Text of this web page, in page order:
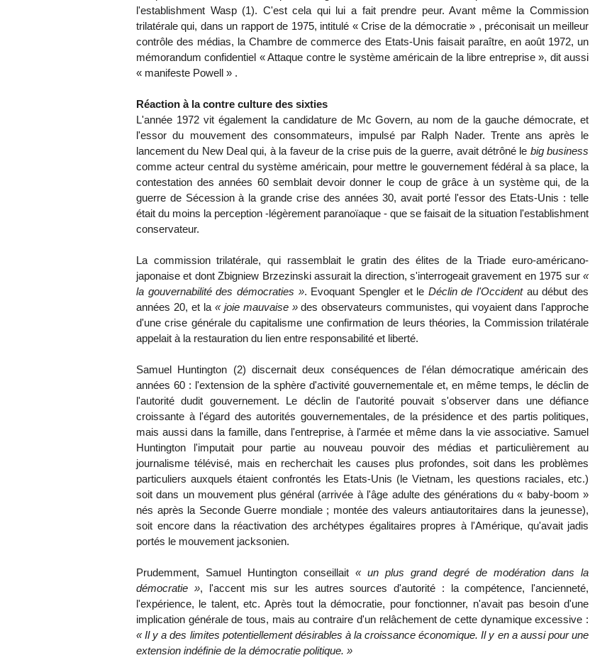
l'establishment Wasp (1). C'est cela qui lui a fait prendre peur. Avant même la Commission
trilatérale qui, dans un rapport de 1975, intitulé « Crise de la démocratie » , préconisait un meilleur
contrôle des médias, la Chambre de commerce des Etats-Unis faisait paraître, en août 1972, un
mémorandum confidentiel « Attaque contre le système américain de la libre entreprise », dit aussi
« manifeste Powell » .
Réaction à la contre culture des sixties
L'année 1972 vit également la candidature de Mc Govern, au nom de la gauche démocrate, et
l'essor du mouvement des consommateurs, impulsé par Ralph Nader. Trente ans après le
lancement du New Deal qui, à la faveur de la crise puis de la guerre, avait détrôné le big business
comme acteur central du système américain, pour mettre le gouvernement fédéral à sa place, la
contestation des années 60 semblait devoir donner le coup de grâce à un système qui, de la
guerre de Sécession à la grande crise des années 30, avait porté l'essor des Etats-Unis : telle
était du moins la perception -légèrement paranoïaque - que se faisait de la situation l'establishment
conservateur.
La commission trilatérale, qui rassemblait le gratin des élites de la Triade euro-américano-
japonaise et dont Zbigniew Brzezinski assurait la direction, s'interrogeait gravement en 1975 sur «
la gouvernabilité des démocraties ». Evoquant Spengler et le Déclin de l'Occidentau début des
années 20, et la « joie mauvaise »des observateurs communistes, qui voyaient dans l'approche
d'une crise générale du capitalisme une confirmation de leurs théories, la Commission trilatérale
appelait à la restauration du lien entre responsabilité et liberté.
Samuel Huntington (2) discernait deux conséquences de l'élan démocratique américain des
années 60 : l'extension de la sphère d'activité gouvernementale et, en même temps, le déclin de
l'autorité dudit gouvernement. Le déclin de l'autorité pouvait s'observer dans une défiance
croissante à l'égard des autorités gouvernementales, de la présidence et des partis politiques,
mais aussi dans la famille, dans l'entreprise, à l'armée et même dans la vie associative. Samuel
Huntington l'imputait pour partie au nouveau pouvoir des médias et particulièrement au
journalisme télévisé, mais en recherchait les causes plus profondes, soit dans les problèmes
particuliers auxquels étaient confrontés les Etats-Unis (le Vietnam, les questions raciales, etc.)
soit dans un mouvement plus général (arrivée à l'âge adulte des générations du « baby-boom »
nés après la Seconde Guerre mondiale ; montée des valeurs antiautoritaires dans la jeunesse),
soit encore dans la réactivation des archétypes égalitaires propres à l'Amérique, qu'avait jadis
portés le mouvement jacksonien.
Prudemment, Samuel Huntington conseillait « un plus grand degré de modération dans la
démocratie », l'accent mis sur les autres sources d'autorité : la compétence, l'ancienneté,
l'expérience, le talent, etc. Après tout la démocratie, pour fonctionner, n'avait pas besoin d'une
implication générale de tous, mais au contraire d'un relâchement de cette dynamique excessive :
« Il y a des limites potentiellement désirables à la croissance économique. Il y en a aussi pour une
extension indéfinie de la démocratie politique. »